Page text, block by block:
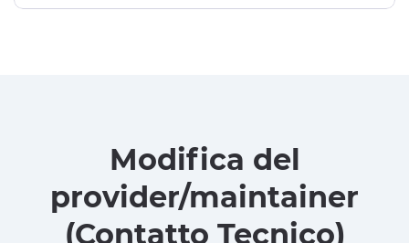
Modifica del
provider/maintainer
(Contatto Tecnico)